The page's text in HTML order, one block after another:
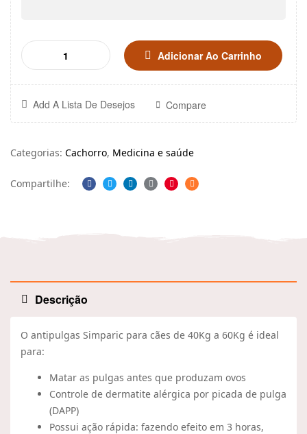
Adicionar Ao Carrinho
Add A Lista De Desejos Compare
Categorias: Cachorro, Medicina e saúde
Compartilhe:
Facebook
TwitterLinkedin
Google+Pinterest
Email
Descrição
O antipulgas Simparic para cães de 40Kg a 60Kg é ideal
para:
Matar as pulgas antes que produzam ovos
Controle de dermatite alérgica por picada de pulga
(DAPP)
Possui ação rápida: fazendo efeito em 3 horas,